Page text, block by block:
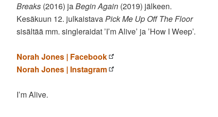
Breaks (2016) jaBegin Again (2019) jälkeen.
Kesäkuun 12. julkaistavaPick Me Up Off The Floor
sisältää mm. singleraidat ’I’m Alive’ ja ’How I Weep’.
Norah Jones | Facebook
Norah Jones | Instagram
I’m Alive.